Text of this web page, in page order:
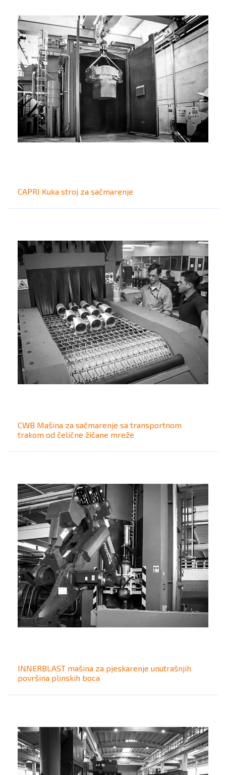
CAPRI Kuka stroj za sačmarenje
CWB Mašina za sačmarenje sa transportnom
trakom od čelične žičane mreže
INNERBLAST mašina za pjeskarenje unutrašnjih
površina plinskih boca